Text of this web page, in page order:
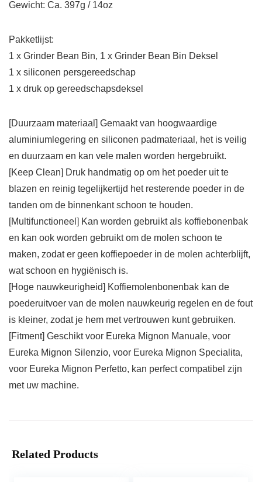
Gewicht: Ca. 397g / 14oz
Pakketlijst:
1 x Grinder Bean Bin, 1 x Grinder Bean Bin Deksel
1 x siliconen persgereedschap
1 x druk op gereedschapsdeksel
[Duurzaam materiaal] Gemaakt van hoogwaardige
aluminiumlegering en siliconen padmateriaal, het is veilig
en duurzaam en kan vele malen worden hergebruikt.
[Keep Clean] Druk handmatig op om het poeder uit te
blazen en reinig tegelijkertijd het resterende poeder in de
tanden om de binnenkant schoon te houden.
[Multifunctioneel] Kan worden gebruikt als koffiebonenbak
en kan ook worden gebruikt om de molen schoon te
maken, zodat er geen koffiepoeder in de molen achterblijft,
wat schoon en hygiënisch is.
[Hoge nauwkeurigheid] Koffiemolenbonenbak kan de
poederuitvoer van de molen nauwkeurig regelen en de fout
is kleiner, zodat je hem met vertrouwen kunt gebruiken.
[Fitment] Geschikt voor Eureka Mignon Manuale, voor
Eureka Mignon Silenzio, voor Eureka Mignon Specialita,
voor Eureka Mignon Perfetto, kan perfect compatibel zijn
met uw machine.
Related Products